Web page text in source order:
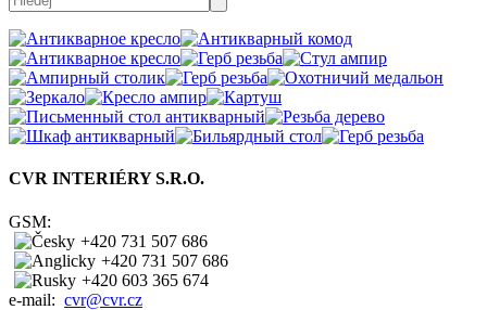
CVR INTERIÉRY S.R.O.
GSM:
+420 731 507 686
+420 731 507 686
+420 603 365 674
e-mail: cvr@cvr.cz